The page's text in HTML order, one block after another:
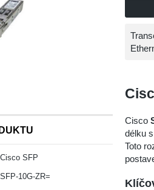
Cisco SFP
SFP-10G-ZR=
Cisco
délku
Toto